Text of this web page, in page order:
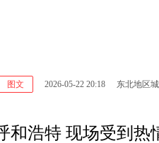
图文 2026-05-22 20:18 东北地区
和浩特 现场受到热